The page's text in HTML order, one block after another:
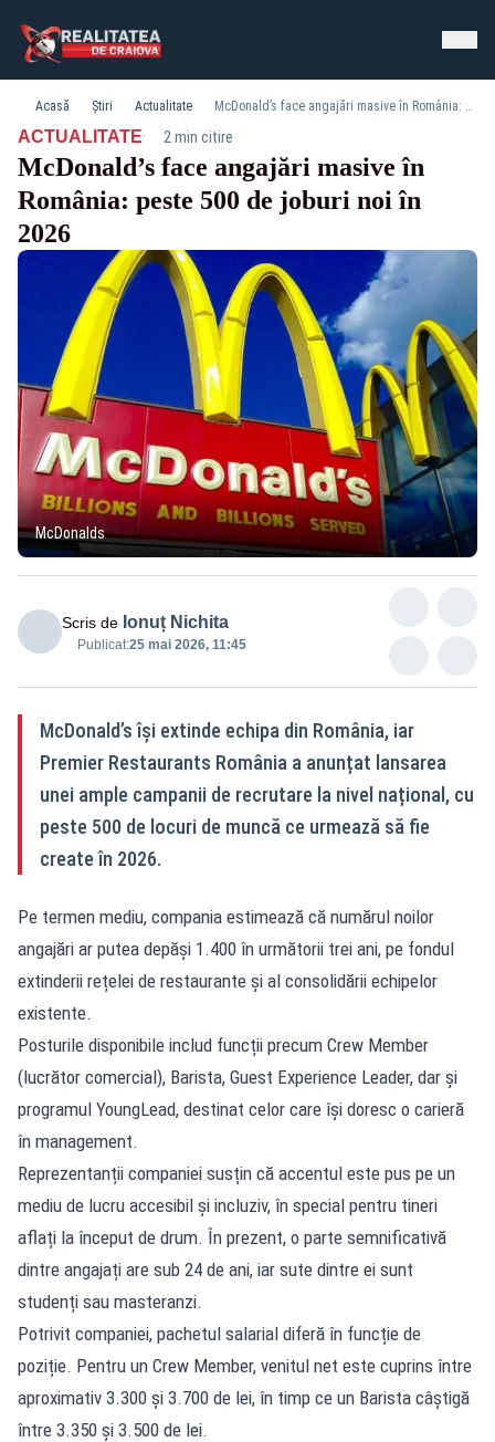
Acasă Știri Actualitate McDonald’s face angajări masive în România: peste 500 de joburi noi în 2026
ACTUALITATE· 2 min citire
McDonald’s face angajări masive în
România: peste 500 de joburi noi în
2026
McDonalds
Scris de Ionuț Nichita
Publicat:25 mai 2026, 11:45
McDonald’s își extinde echipa din România, iar
Premier Restaurants România a anunțat lansarea
unei ample campanii de recrutare la nivel național, cu
peste 500 de locuri de muncă ce urmează să fie
create în 2026.
Pe termen mediu, compania estimează că numărul noilor
angajări ar putea depăși 1.400 în următorii trei ani, pe fondul
extinderii rețelei de restaurante și al consolidării echipelor
existente.
Posturile disponibile includ funcții precum Crew Member
(lucrător comercial), Barista, Guest Experience Leader, dar și
programul YoungLead, destinat celor care își doresc o carieră
în management.
Reprezentanții companiei susțin că accentul este pus pe un
mediu de lucru accesibil și incluziv, în special pentru tineri
aflați la început de drum. În prezent, o parte semnificativă
dintre angajați are sub 24 de ani, iar sute dintre ei sunt
studenți sau masteranzi.
Potrivit companiei, pachetul salarial diferă în funcție de
poziție. Pentru un Crew Member, venitul net este cuprins între
aproximativ 3.300 și 3.700 de lei, în timp ce un Barista câștigă
între 3.350 și 3.500 de lei.